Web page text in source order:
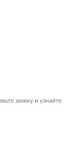
заявку и узнайте